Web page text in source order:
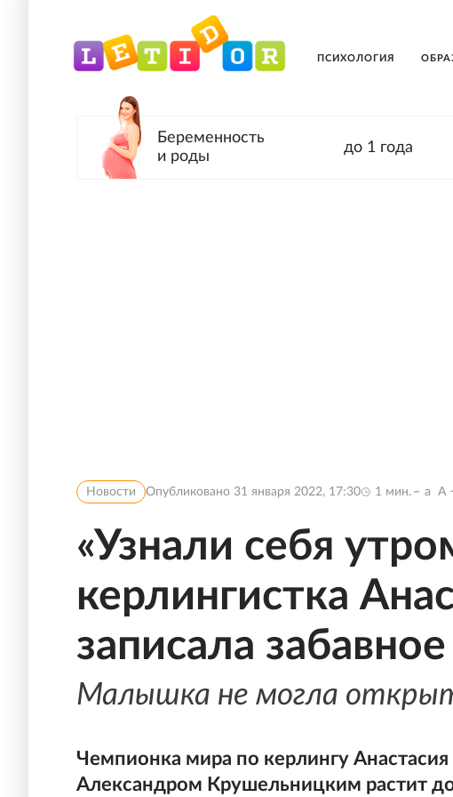
ПСИХОЛОГИЯ
Беременность
и роды
до 1 года
Новости Опубликовано 31 января 2022, 17:30 1 мин. a A
«Узнали себя
керлингистка
записала
Малышка не могла
Чемпионка мира по керлингу
Александром Крушельницким растит